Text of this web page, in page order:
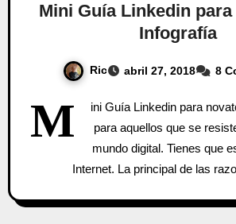
Mini Guía Linkedin
Infografía
Ric abril 27, 2018 8
M
ini Guía Linkedin para
para aquellos que se
mundo digital. Tienes que
Internet. La principal de las